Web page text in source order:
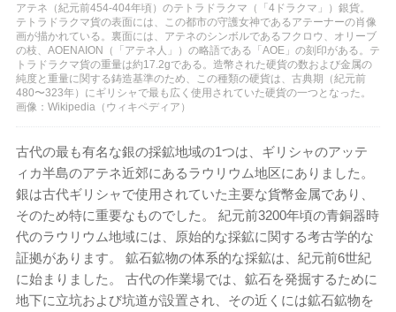
アテネ（紀元前454-404年頃）のテトラドラクマ（「4ドラクマ」）銀貨。
テトラドラクマ貨の表面には、この都市の守護女神であるアテーナーの肖像
画が描かれている。裏面には、アテネのシンボルであるフクロウ、オリーブ
の枝、AOENAION（「アテネ人」）の略語である「AOE」の刻印がある。テ
トラドラクマ貨の重量は約17.2gである。造幣された硬貨の数および金属の
純度と重量に関する鋳造基準のため、この種類の硬貨は、古典期（紀元前
480〜323年）にギリシャで最も広く使用されていた硬貨の一つとなった。
画像：Wikipedia（ウィキペディア）
古代の最も有名な銀の採鉱地域の1つは、ギリシャのアッテ
ィカ半島のアテネ近郊にあるラウリウム地区にありました。
銀は古代ギリシャで使用されていた主要な貨幣金属であり、
そのため特に重要なものでした。 紀元前3200年頃の青銅器時
代のラウリウム地域には、原始的な採鉱に関する考古学的な
証拠があります。 鉱石鉱物の体系的な採鉱は、紀元前6世紀
に始まりました。 古代の作業場では、鉱石を発掘するために
地下に立坑および坑道が設置され、その近くには鉱石鉱物を